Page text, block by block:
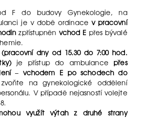
F do budovy Gynekologie, na
je v době ordinace v pracovní
zpřístupněn vchod E přes bývalé
dny od 15.30 do 7:00 hod.
je přístup do ambulancepřes
– vchodem E po schodech do
na gynekologické oddělení
V případě nejasností volejte
využít výtah z druhé strany